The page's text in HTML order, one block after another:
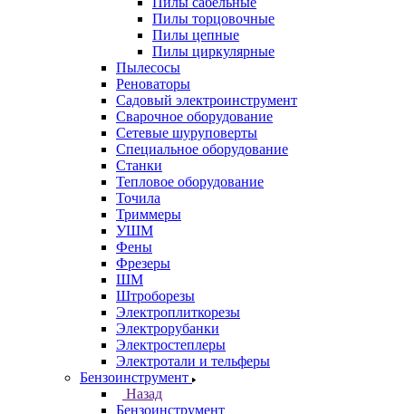
Пилы торцовочные
Пилы цепные
Пилы циркулярные
Пылесосы
Реноваторы
Садовый электроинструмент
Сварочное оборудование
Сетевые шуруповерты
Специальное оборудование
Станки
Тепловое оборудование
Точила
Триммеры
УШМ
Фены
Фрезеры
ШМ
Штроборезы
Электроплиткорезы
Электрорубанки
Электростеплеры
Электротали и тельферы
Бензоинструмент
Назад
Бензоинструмент